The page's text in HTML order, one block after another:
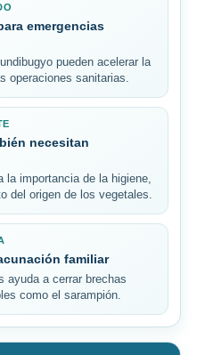
emergencias
pueden acelerar la
operaciones sanitarias.
necesitan
la importancia de la higiene,
del origen de los vegetales.
familiar
ayuda a cerrar brechas
como el sarampión.